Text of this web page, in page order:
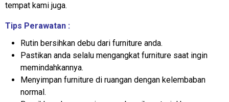
tempat kami juga.
Tips Perawatan :
Rutin bersihkan debu dari furniture anda.
Pastikan anda selalu mengangkat furniture saat ingin
memindahkannya.
Menyimpan furniture di ruangan dengan kelembaban
normal.